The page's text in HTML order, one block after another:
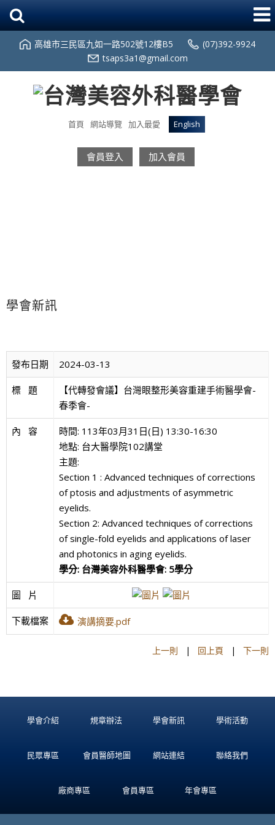
高雄市三民區九如一路502號12樓B5
(07)392-9924
tsaps3a1@gmail.com
首頁 網站導覽 加入最愛 English
會員登入 加入會員
學會新訊
發布日期 2024-03-13
標   題
【代轉發會議】台灣眼整形美容重建手術醫學會-
春季會-
內   容
時間: 113年03月31日(日) 13:30-16:30
地點: 台大醫學院102講堂
主題:
Section 1 : Advanced techniques of corrections
of ptosis and adjustments of asymmetric
eyelids.
Section 2: Advanced techniques of corrections
of single-fold eyelids and applications of laser
and photonics in aging eyelids.
學分: 台灣美容外科醫學會: 5學分
圖   片
下載檔案 演講摘要.pdf
上一則 | 回上頁 | 下一則
學會介紹 規章辦法 學會新訊 學術活動
民眾專區 會員醫師地圖 網站連結 聯絡我們
廠商專區 會員專區 年會專區